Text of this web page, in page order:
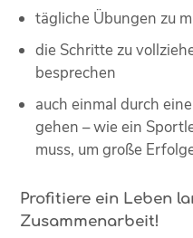
tägliche Übungen zu
die Schritte zu
besprechen
auch einmal durch
gehen – wie ein
muss, um große
Profitiere ein Leben
Zusammenarbeit!